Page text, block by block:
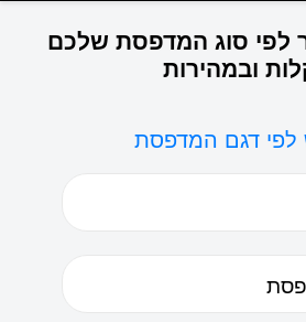
לפי סוג המדפסת שלכם
ובמהירות
לפי דגם המדפסת